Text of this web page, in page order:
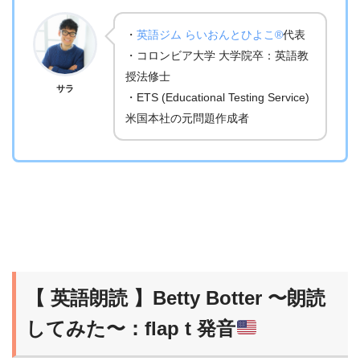
サラ
・ 英語ジム らいおんとひよこ®代表
・コロンビア大学 大学院卒：英語教
授法修士
・ETS (Educational Testing Service)
米国本社の元問題作成者
【 英語朗読 】Betty Botter 〜朗読
してみた〜：flap t 発音